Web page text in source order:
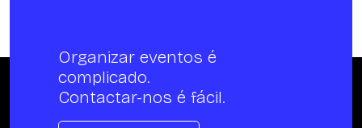
Organizar eventos é
complicado.
Contactar-nos é fácil.